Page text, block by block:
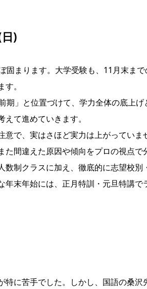
)
固まります。大学受験も、11月末まで
。
期」と位置づけて、学力全体の底上げ
て進めていきます。
意で、実はさほど実力は上がっていま
た間違えた原因や傾向をプロの視点で
制クラスに加え、徹底的に志望校別
末年始には、正月特訓・元旦特講で
特に苦手でした。しかし、国語の桑沢